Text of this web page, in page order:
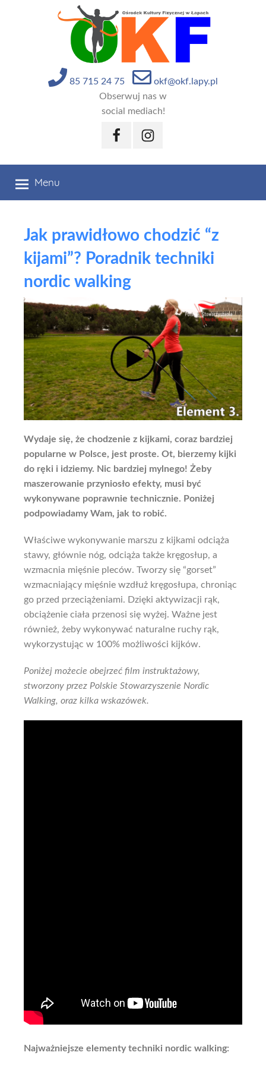
85 715 24 75
okf@okf.lapy.pl
Obserwuj nas w
social mediach!
FacebookInstagram
Menu
Jak prawidłowo chodzić “z
kijami”? Poradnik techniki
nordic walking
Wydaje się, że chodzenie z kijkami, coraz bardziej
popularne w Polsce, jest proste. Ot, bierzemy kijki
do ręki i idziemy. Nic bardziej mylnego! Żeby
maszerowanie przyniosło efekty, musi być
wykonywane poprawnie technicznie. Poniżej
podpowiadamy Wam, jak to robić.
Właściwe wykonywanie marszu z kijkami odciąża
stawy, głównie nóg, odciąża także kręgosłup, a
wzmacnia mięśnie pleców. Tworzy się “gorset”
wzmacniający mięśnie wzdłuż kręgosłupa, chroniąc
go przed przeciążeniami. Dzięki aktywizacji rąk,
obciążenie ciała przenosi się wyżej. Ważne jest
również, żeby wykonywać naturalne ruchy rąk,
wykorzystując w 100% możliwości kijków.
Poniżej możecie obejrzeć film instruktażowy,
stworzony przez Polskie Stowarzyszenie Nordic
Walking, oraz kilka wskazówek.
Najważniejsze elementy techniki nordic walking: